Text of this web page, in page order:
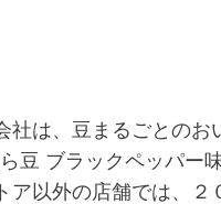
は、豆まるごとのお
豆 ブラックペッパー
ア以外の店舗では、２